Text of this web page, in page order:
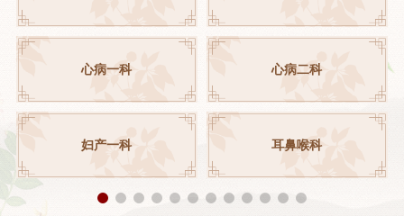
心病一科 心病二科
妇产一科 耳鼻喉科